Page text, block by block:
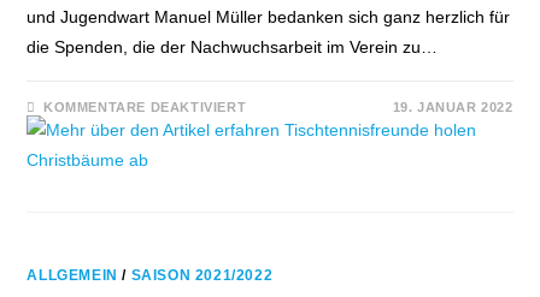
und Jugendwart Manuel Müller bedanken sich ganz herzlich für
die Spenden, die der Nachwuchsarbeit im Verein zu…
KOMMENTARE DEAKTIVIERTFÜR
TISCHTENNISFREUNDE
HOLEN
19. JANUAR 2022
ALLGEMEIN / SAISON 2021/2022